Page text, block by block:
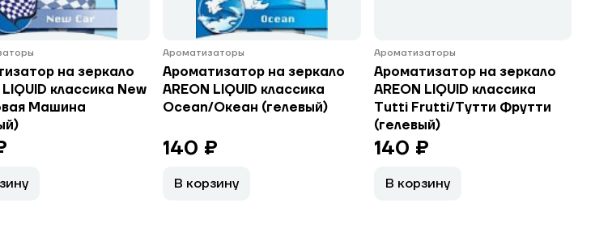
на зеркало
LIQUID классика New
Машина
Ароматизаторы
Ароматизатор на зеркало
AREON LIQUID классика
Ocean/Океан (гелевый)
140 ₽
В корзину
Ароматизаторы
Ароматизатор на зеркало
AREON LIQUID классика
Tutti Frutti/Тутти Фрутти
(гелевый)
140 ₽
В корзину